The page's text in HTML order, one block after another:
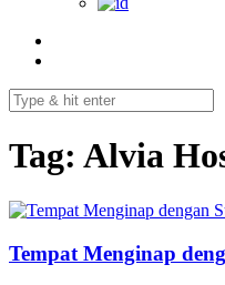
Tag: Alvia
Tempat Menginap